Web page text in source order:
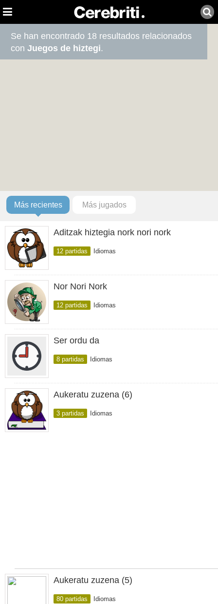
Se han encontrado 18 resultados relacionados
conJuegos de hiztegi.
Más recientes Más jugados
Aditzak hiztegia nork nori nork
12 partidas Idiomas
Nor Nori Nork
12 partidas Idiomas
Ser ordu da
8 partidas Idiomas
Aukeratu zuzena (6)
3 partidas Idiomas
Aukeratu zuzena (5)
80 partidas Idiomas